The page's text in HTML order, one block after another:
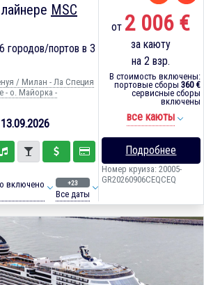
MSC
городов/портов в 3
/ Милан - Ла Специя
- о. Майорка -
включено +23
Все даты
от 2 006 €
за каюту
на 2 взр.
В стоимость включены:
портовые сборы 360 €
сервисные сборы
включены
все каюты
Подробнее
Номер круиза: 20005-
GR20260906CEQCEQ